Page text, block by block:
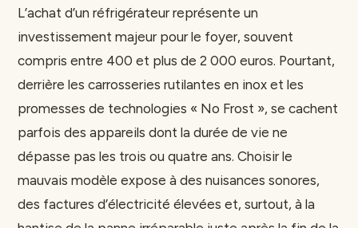
L’achat d’un réfrigérateur représente un
investissement majeur pour le foyer, souvent
compris entre 400 et plus de 2 000 euros. Pourtant,
derrière les carrosseries rutilantes en inox et les
promesses de technologies « No Frost », se cachent
parfois des appareils dont la durée de vie ne
dépasse pas les trois ou quatre ans. Choisir le
mauvais modèle expose à des nuisances sonores,
des factures d’électricité élevées et, surtout, à la